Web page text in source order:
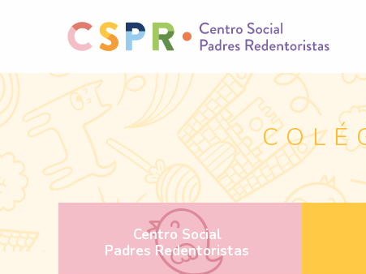
Centro Social
Padres Redentoristas